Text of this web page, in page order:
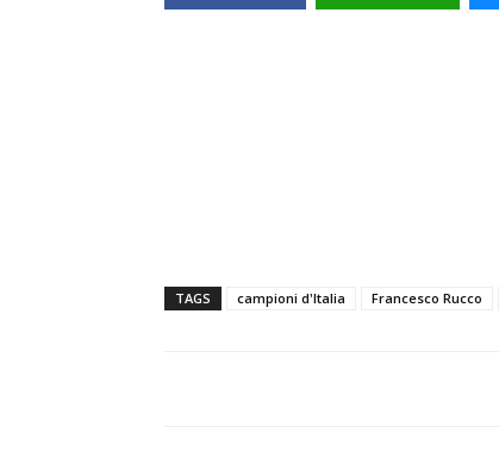
TAGS campioni d'Italia Francesco Rucco